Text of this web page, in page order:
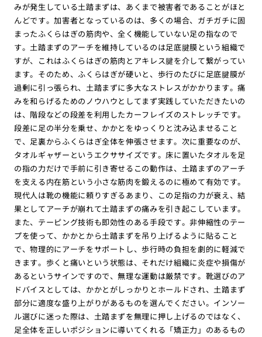
みが発生している土踏まずは、あくまで被害者であることがほと
んどです。加害者となっているのは、多くの場合、ガチガチに固
まったふくらはぎの筋肉や、全く機能していない足の指なので
す。土踏まずのアーチを維持しているのは足底腱膜という組織で
すが、これはふくらはぎの筋肉とアキレス腱を介して繋がってい
ます。そのため、ふくらはぎが硬いと、歩行のたびに足底腱膜が
過剰に引っ張られ、土踏まずに多大なストレスがかかります。痛
みを和らげるためのノウハウとしてまず実践していただきたいの
は、階段などの段差を利用したカーフレイズのストレッチです。
段差に足の半分を乗せ、かかとをゆっくりと沈み込ませること
で、足裏からふくらはぎ全体を伸張させます。次に重要なのが、
タオルギャザーというエクササイズです。床に置いたタオルを足
の指の力だけで手前に引き寄せるこの動作は、土踏まずのアーチ
を支える内在筋という小さな筋肉を鍛えるのに極めて有効です。
現代人は靴の機能に頼りすぎるあまり、この足指の力が衰え、結
果としてアーチが崩れて土踏まずの痛みを引き起こしています。
また、テーピング技術も即効性のある手段です。非伸縮性のテー
プを使って、かかとから土踏まずを吊り上げるように貼ること
で、物理的にアーチをサポートし、歩行時の負担を劇的に軽減で
きます。歩くと痛いという状態は、それだけ組織に炎症や損傷が
あるというサインですので、無理な運動は厳禁です。靴選びのア
ドバイスとしては、かかとがしっかりとホールドされ、土踏まず
部分に適度な盛り上がりがあるものを選んでください。インソー
ル選びに迷った際は、土踏まずを無理に押し上げるのではなく、
足全体を正しいポジションに導いてくれる「矯正力」のあるもの